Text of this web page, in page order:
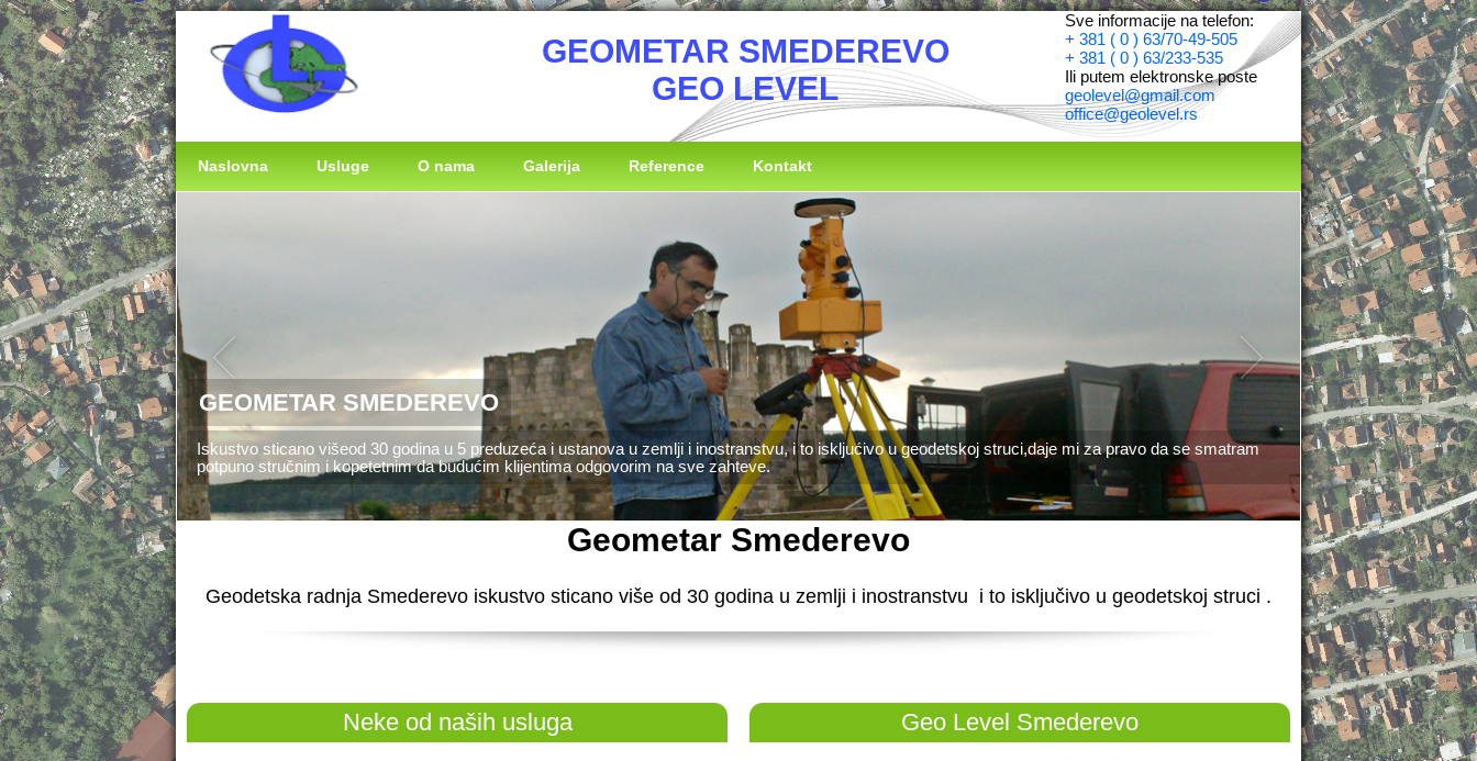
GEOMETAR SMEDEREVO
GEO LEVEL
Sve informacije na telefon:
+ 381 ( 0 ) 63/70-49-505
+ 381 ( 0 ) 63/233-535
Ili putem elektronske poste
geolevel@gmail.com
office@geolevel.rs
Naslovna Usluge O nama Galerija Reference Kontakt
GEOMETAR SMEDEREVO
Iskustvo sticano višeod 30 godina u 5 preduzeća i ustanova u zemlji i inostranstvu, i to iskljućivo u geodetskoj struci,daje mi za pravo da se smatram
potpuno stručnim i kopetetnim da budućim klijentima odgovorim na sve zahteve.
Geometar Smederevo
Geodetska radnja Smederevo iskustvo sticano više od 30 godina u zemlji i inostranstvu i to isključivo u geodetskoj struci .
Neke od naših usluga Geo Level Smederevo